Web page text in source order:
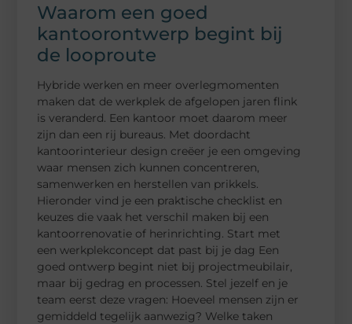
Waarom een goed
kantoorontwerp begint bij
de looproute
Hybride werken en meer overlegmomenten
maken dat de werkplek de afgelopen jaren flink
is veranderd. Een kantoor moet daarom meer
zijn dan een rij bureaus. Met doordacht
kantoorinterieur design creëer je een omgeving
waar mensen zich kunnen concentreren,
samenwerken en herstellen van prikkels.
Hieronder vind je een praktische checklist en
keuzes die vaak het verschil maken bij een
kantoorrenovatie of herinrichting. Start met
een werkplekconcept dat past bij je dag Een
goed ontwerp begint niet bij projectmeubilair,
maar bij gedrag en processen. Stel jezelf en je
team eerst deze vragen: Hoeveel mensen zijn er
gemiddeld tegelijk aanwezig? Welke taken